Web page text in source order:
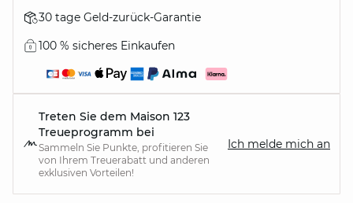
30 tage Geld-zurück-Garantie
100 % sicheres Einkaufen
Treten Sie dem Maison 123
Treueprogramm bei
Sammeln Sie Punkte, profitieren Sie
von Ihrem Treuerabatt und anderen
exklusiven Vorteilen!
Ich melde mich an